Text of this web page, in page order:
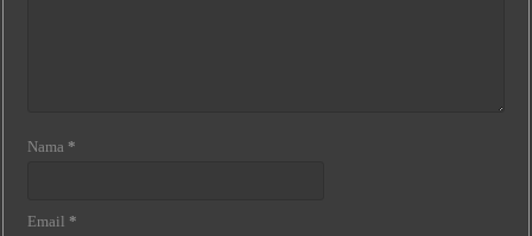
Nama *
Email *